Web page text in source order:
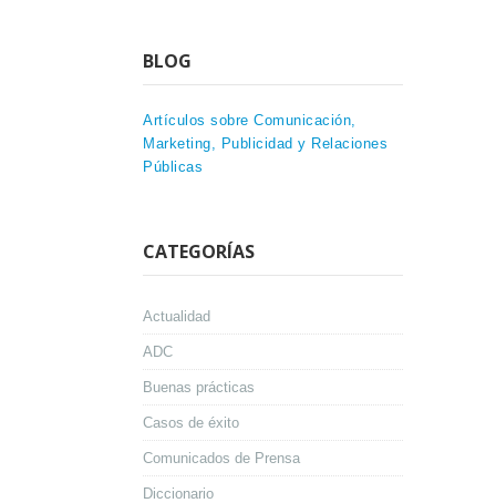
BLOG
Artículos sobre Comunicación,
Marketing, Publicidad y Relaciones
Públicas
CATEGORÍAS
Actualidad
ADC
Buenas prácticas
Casos de éxito
Comunicados de Prensa
Diccionario